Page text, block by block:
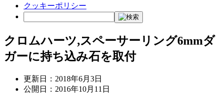
クッキーポリシー
クロムハーツ,スペーサーリング6mmダ
ガーに持ち込み石を取付
更新日： 2018年6月3日
公開日： 2016年10月11日